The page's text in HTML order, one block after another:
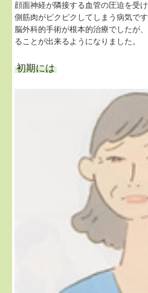
顔面神経が隣接する血管の圧迫を受
側筋肉がピクピクしてしまう病気です
脳外科的手術が根本的治療でしたが
ることが出来るようになりました。
初期には